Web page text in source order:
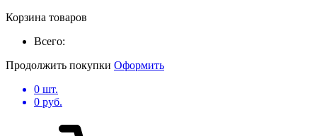
Корзина товаров
Всего:
Продолжить покупки Оформить
0 шт.
0 руб.